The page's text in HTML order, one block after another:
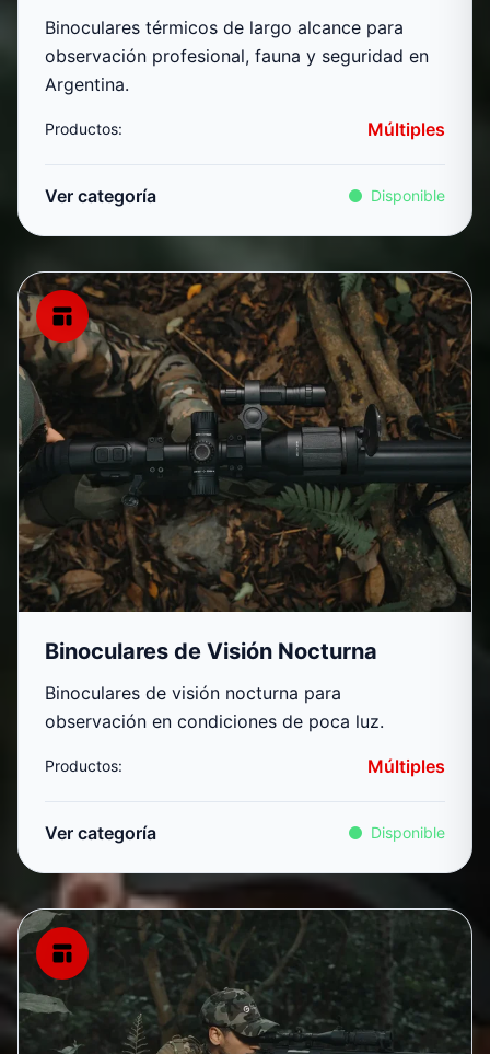
Binoculares térmicos de largo alcance para
observación profesional, fauna y seguridad en
Argentina.
Productos: Múltiples
Ver categoría Disponible
Binoculares de Visión Nocturna
Binoculares de Visión Nocturna
Binoculares de visión nocturna para
observación en condiciones de poca luz.
Productos: Múltiples
Ver categoría Disponible
Accesorios y Acoples Térmicos